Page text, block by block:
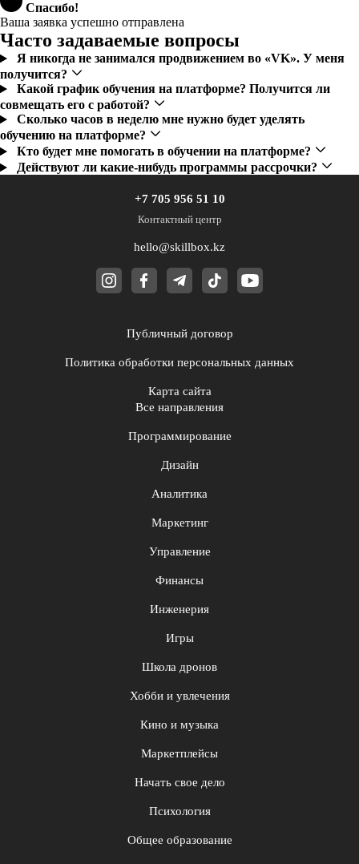
Спасибо!
Ваша заявка успешно отправлена
Часто задаваемые вопросы
Я никогда не занимался продвижением во «VK». У меня
получится?
Какой график обучения на платформе? Получится ли
совмещать его с работой?
Сколько часов в неделю мне нужно будет уделять
обучению на платформе?
Кто будет мне помогать в обучении на платформе?
Действуют ли какие-нибудь программы рассрочки?
+7 705 956 51 10
Контактный центр
hello@skillbox.kz
Публичный договор
Политика обработки персональных данных
Карта сайта
Все направления
Программирование
Дизайн
Аналитика
Маркетинг
Управление
Финансы
Инженерия
Игры
Школа дронов
Хобби и увлечения
Кино и музыка
Маркетплейсы
Начать свое дело
Психология
Общее образование